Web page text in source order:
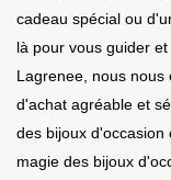
cadeau spécial ou
là pour vous guider
Lagrenee, nous
d'achat agréable et
des bijoux d'occasion
magie des bijoux